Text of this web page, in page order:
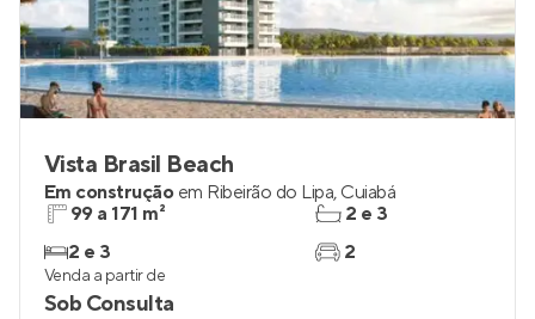
Vista Brasil Beach
Em construção em Ribeirão do Lipa, Cuiabá
99 a 171 m²
2 e 3
2 e 3
2
Venda a partir de
Sob Consulta